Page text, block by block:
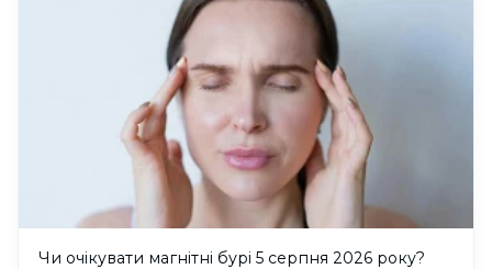
Чи очікувати магнітні бурі 5 серпня 2026 року?